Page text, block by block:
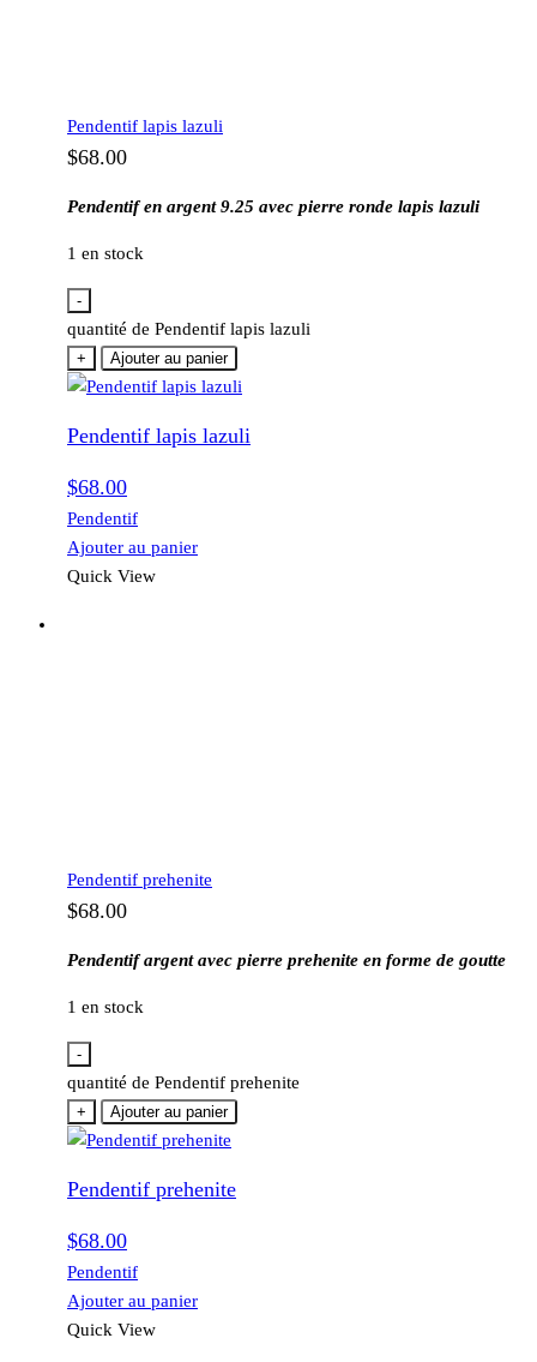
Pendentif lapis lazuli
$68.00
Pendentif en argent 9.25 avec pierre ronde lapis lazuli
1 en stock
-
quantité de Pendentif lapis lazuli
+ Ajouter au panier
Pendentif lapis lazuli
$68.00
Pendentif
Ajouter au panier
Quick View
Pendentif prehenite
$68.00
Pendentif argent avec pierre prehenite en forme de goutte
1 en stock
-
quantité de Pendentif prehenite
+ Ajouter au panier
Pendentif prehenite
$68.00
Pendentif
Ajouter au panier
Quick View